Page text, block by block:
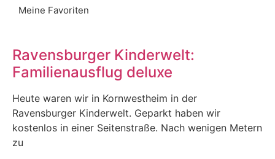
Meine Favoriten
Ravensburger Kinderwelt:
Familienausflug deluxe
Heute waren wir in Kornwestheim in der
Ravensburger Kinderwelt. Geparkt haben wir
kostenlos in einer Seitenstraße. Nach wenigen Metern
zu